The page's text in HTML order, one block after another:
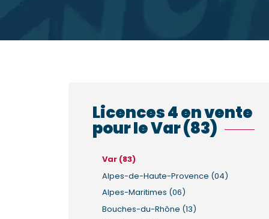
Licences 4 en vente
pour le Var (83)
Var (83)
Alpes-de-Haute-Provence (04)
Alpes-Maritimes (06)
Bouches-du-Rhône (13)